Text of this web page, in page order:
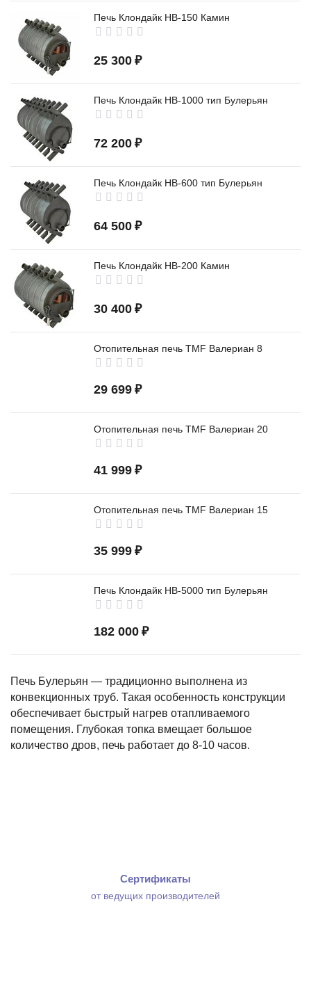
Печь Булерьян — традиционно выполнена из
конвекционных труб. Такая особенность конструкции
обеспечивает быстрый нагрев отапливаемого
помещения. Глубокая топка вмещает большое
количество дров, печь работает до 8-10 часов.
Печь Клондайк НВ-150 Камин
25 300 ₽
Печь Клондайк НВ-1000 тип Булерьян
72 200 ₽
Печь Клондайк НВ-600 тип Булерьян
64 500 ₽
Печь Клондайк НВ-200 Камин
30 400 ₽
Отопительная печь TMF Валериан 8
29 699 ₽
Отопительная печь TMF Валериан 20
41 999 ₽
Отопительная печь TMF Валериан 15
35 999 ₽
Печь Клондайк НВ-5000 тип Булерьян
182 000 ₽
Сертификаты
от ведущих производителей